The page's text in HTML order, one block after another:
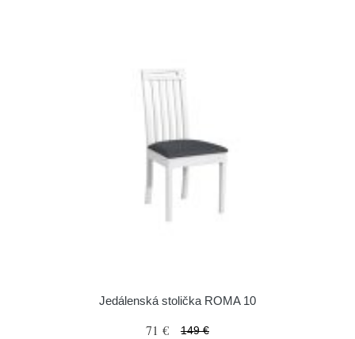
Jedálenská stolička ROMA 10
71 € 149 €